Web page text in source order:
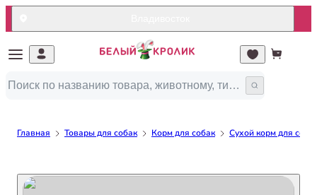
Главная Товары для собак Корм для собак Сухой корм для